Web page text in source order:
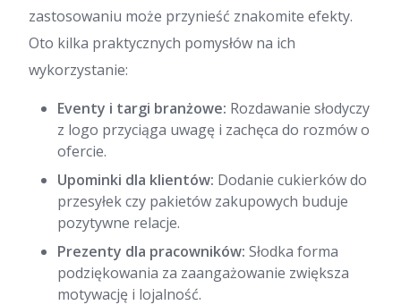
zastosowaniu może przynieść znakomite efekty.
Oto kilka praktycznych pomysłów na ich
wykorzystanie:
Eventy i targi branżowe: Rozdawanie słodyczy
z logo przyciąga uwagę i zachęca do rozmów o
ofercie.
Upominki dla klientów: Dodanie cukierków do
przesyłek czy pakietów zakupowych buduje
pozytywne relacje.
Prezenty dla pracowników: Słodka forma
podziękowania za zaangażowanie zwiększa
motywację i lojalność.